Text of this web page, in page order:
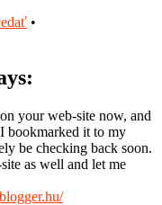
•
your web-site now, and
bookmarked it to my
be checking back soon.
as well and let me